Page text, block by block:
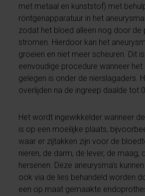
met metaal en kunststof) met
röntgenapparatuur in het
zodat het bloed alleen nog door de
stromen. Hierdoor kan het
groeien en niet meer scheuren. Dit
eenvoudige procedure wanneer het
gelegen is onder de nierslagaders.
overlijden na de ingreep daalde tot
Het wordt ingewikkelder wanneer
is op een moeilijke plaats,
waar er zijtakken zijn voor de
nieren, de darm, de lever, de maag,
hersenen. Deze aneurysma's
ook via de lies behandeld worden
een op maat gemaakte